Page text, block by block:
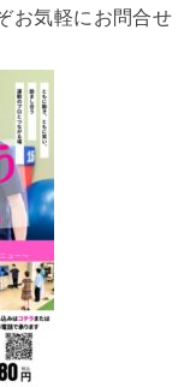
お気軽にお問合せ